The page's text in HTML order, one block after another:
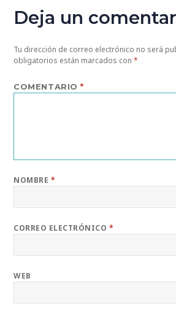
Deja un
Tu dirección de correo electrónico no será
obligatorios están marcados con*
COMENTARIO*
NOMBRE *
CORREO ELECTRÓNICO *
WEB